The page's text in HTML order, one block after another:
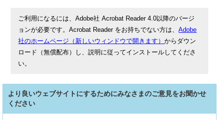
ご利用になるには、Adobe社 Acrobat Reader 4.0以降のバージ
ョンが必要です。Acrobat Reader をお持ちでない方は、Adobe
社のホームページ（新しいウィンドウで開きます）からダウン
ロード（無償配布）し、説明に従ってインストールしてくださ
い。
より良いウェブサイトにするためにみなさまのご意見をお聞かせ
ください